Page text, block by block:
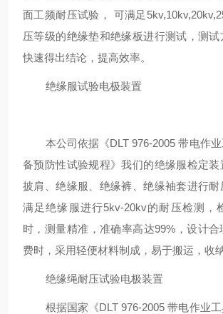
面工频耐压试验， 可满足
压等级的绝缘垫和绝缘板进行测试，测
快速得出结论，提高效率。
绝缘服试验电极装置
本公司依据《DLT 976-2005带电作
备预防性试验规程》我们的绝缘服检定
披肩、绝缘服、绝缘裤、绝缘袖套进行
满足绝缘服进行5kv-20kv的耐压检测，
时，测量精准，准确率高达99% ，设计
费时，采用轻便材料制成，易于搬运，收纳
绝缘绳耐压试验电极装置
根据国家《DLT 976-2005带电作业